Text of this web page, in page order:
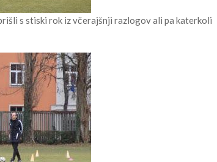
s stiski rok iz včerajšnji razlogov ali pa katerkoli